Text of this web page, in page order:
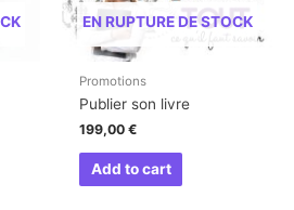
EN RUPTURE DE STOCK
Promotions
Publier son livre
199,00€
Add to cart